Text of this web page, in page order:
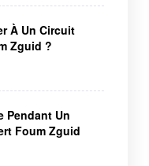
À Un Circuit
Zguid ?
Pendant Un
Foum Zguid